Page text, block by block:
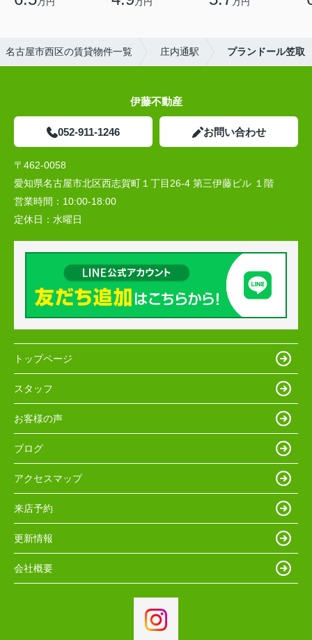
名古屋市西区の賃貸物件一覧 庄内通駅 プランドール笠取
伊藤不動産
052-911-1246 お問い合わせ
〒462-0058
愛知県名古屋市北区西志賀町１丁目26-4 第三伊藤ビル １階
営業時間： 10:00‐18:00
定休日： 水曜日
トップページ
スタッフ
お客様の声
ブログ
アクセスマップ
来店予約
更新情報
会社概要